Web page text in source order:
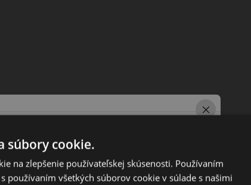
súbory cookie.
na zlepšenie používateľskej skúsenosti. Používaním
používaním všetkých súborov cookie v súlade s našimi